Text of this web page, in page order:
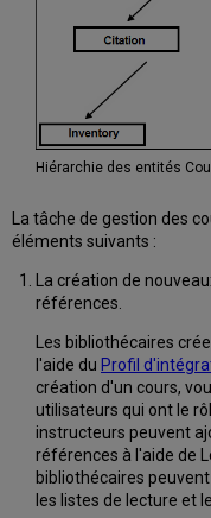
Hiérarchie des entités
La tâche de gestion des
éléments suivants :
La création de
références.
Les bibliothécaires
l'aide du Profil
création d'un cours,
utilisateurs qui ont le
instructeurs peuvent
références à l'aide de
bibliothécaires
les listes de lecture et